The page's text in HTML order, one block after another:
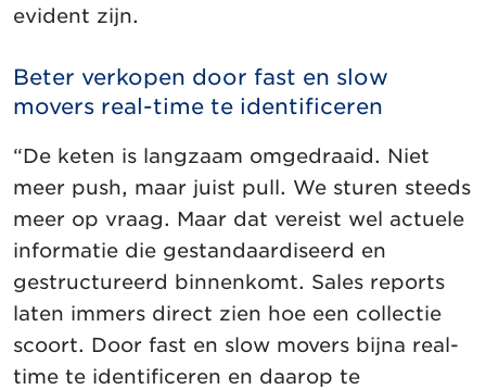
evident zijn.
Beter verkopen door fast en slow
movers real-time te identificeren
“De keten is langzaam omgedraaid. Niet
meer push, maar juist pull. We sturen steeds
meer op vraag. Maar dat vereist wel actuele
informatie die gestandaardiseerd en
gestructureerd binnenkomt. Sales reports
laten immers direct zien hoe een collectie
scoort. Door fast en slow movers bijna real-
time te identificeren en daarop te